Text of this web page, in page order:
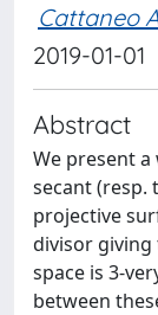
Cattaneo
2019-01-01
Abstract
We present
secant (resp.
projective
divisor
space is 3-
between